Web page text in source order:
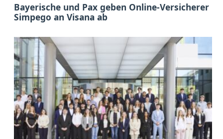
Bayerische und Pax geben Online-Versicherer
Simpego an Visana ab